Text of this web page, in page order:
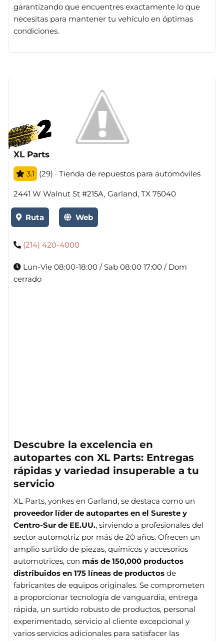
garantizando que encuentres exactamente lo que
necesitas para mantener tu vehículo en óptimas
condiciones.
XL Parts
3.1 (29) · Tienda de repuestos para automóviles
2441 W Walnut St #215A, Garland, TX 75040
Ruta Web
(214) 420-4000
Lun-Vie 08:00-18:00 / Sab 08:00 17:00 / Dom
cerrado
Descubre la excelencia en
autopartes con XL Parts: Entregas
rápidas y variedad insuperable a tu
servicio
XL Parts, yonkes en Garland, se destaca como un
proveedor líder de autopartes en el Sureste y
Centro-Sur de EE.UU., sirviendo a profesionales del
sector automotriz por más de 20 años. Ofrecen un
amplio surtido de piezas, químicos y accesorios
automotrices, con más de 150,000 productos
distribuidos en 175 líneas de productos de
fabricantes de equipos originales. Se comprometen
a proporcionar tecnología de vanguardia, entrega
rápida, un surtido robusto de productos, personal
experimentado, servicio al cliente excepcional y
varios servicios adicionales para satisfacer las